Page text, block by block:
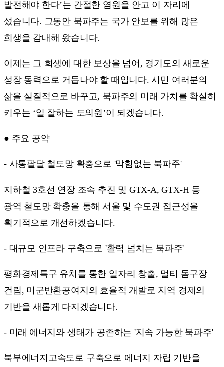
발전해야 한다’는 간절한 염원을 안고 이 자리에
섰습니다. 그동안 북파주는 국가 안보를 위해 많은
희생을 감내해 왔습니다.
이제는 그 희생에 대한 보상을 넘어, 경기도의 새로운
성장 동력으로 거듭나야 할 때입니다. 시민 여러분의
삶을 실질적으로 바꾸고, 북파주의 미래 가치를 확실히
키우는 ‘일 잘하는 도의원’이 되겠습니다.
● 주요 공약
- 사통팔달 철도망 확충으로 '막힘없는 북파주'
지하철 3호선 연장 조속 추진 및 GTX-A, GTX-H 등
광역 철도망 확충을 통해 서울 및 수도권 접근성을
획기적으로 개선하겠습니다.
- 대규모 인프라 구축으로 '활력 넘치는 북파주'
평화경제특구 유치를 통한 일자리 창출, 멀티 돔구장
건립, 미군반환공여지의 효율적 개발로 지역 경제의
기반을 새롭게 다지겠습니다.
- 미래 에너지와 생태가 공존하는 '지속 가능한 북파주'
북부에너지고속도로 구축으로 에너지 자립 기반을